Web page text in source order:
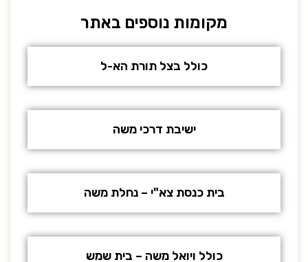
מקומות נוספים באתר
כולל בצל תורת הא-ל
ישיבת דרכי משה
בית כנסת צא"י – נחלת משה
כולל ויואל משה – בית שמש